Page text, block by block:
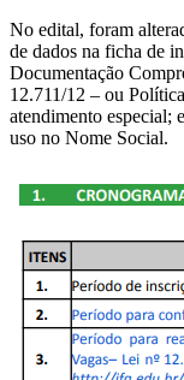
No edital, foram
de dados na ficha de
Documentação
12.711/12 – ou
atendimento especial;
uso no Nome Social.